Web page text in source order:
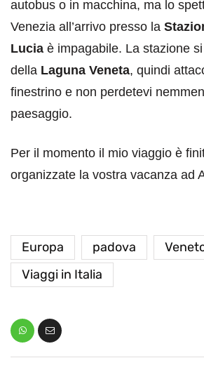
autobus o in macchina, ma lo
Venezia all’arrivo presso la
Lucia è impagabile. La stazione
della Laguna Veneta, quindi
finestrino e non perdetevi
paesaggio.
Per il momento il mio viaggio è
organizzate la vostra vacanza ad
Europa padova
Viaggi in Italia